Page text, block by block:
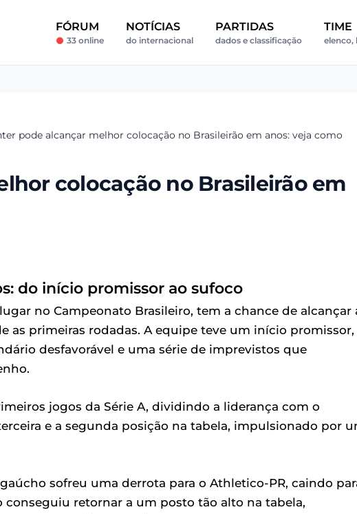
FÓRUM
33 online
NOTÍCIAS
do internacional
PARTIDAS
dados e classificação
TIME
elenco,
pode alcançar melhor colocação no Brasileirão em anos: veja como
colocação no Brasileirão em
do início promissor ao sufoco
no Campeonato Brasileiro, tem a chance de alcançar
as primeiras rodadas. A equipe teve um início promissor,
desfavorável e uma série de imprevistos que
jogos da Série A, dividindo a liderança com o
e a segunda posição na tabela, impulsionado por
sofreu uma derrota para o Athletico-PR, caindo
conseguiu retornar a um posto tão alto na tabela,